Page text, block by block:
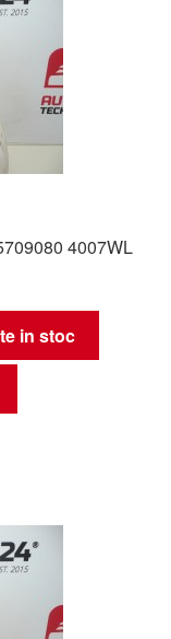
4007WL
in stoc